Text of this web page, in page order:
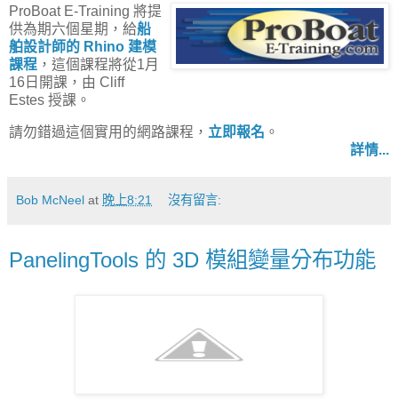
ProBoat E-Training 將提
供為期六個星期，給船
舶設計師的 Rhino 建模
課程 ，這個課程將從1月
16日開課，由 Cliff
Estes 授課。
請勿錯過這個實用的網路課程， 立即報名 。
詳情...
Bob McNeel at 晚上8:21 沒有留言:
PanelingTools 的 3D 模組變量分布功能